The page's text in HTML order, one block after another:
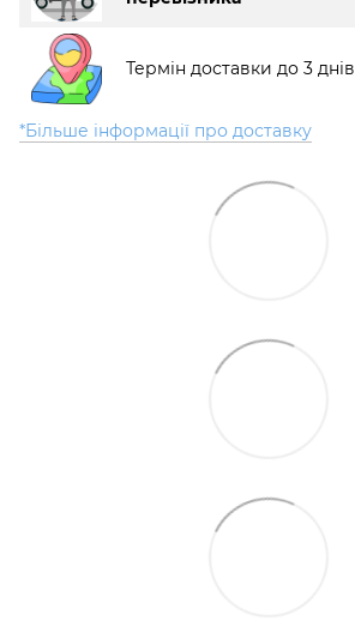
Термін доставки до 3 днів
*Більше інформації про доставку